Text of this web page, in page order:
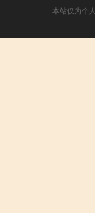
本站仅为个